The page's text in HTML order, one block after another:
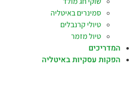
סמינרים באיטליה
טיולי קרנבלים
טיול מזמר
המדריכים
הפקות עסקיות באיטליה